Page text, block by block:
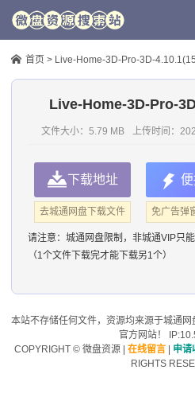
首页 > Live-Home-3D-Pro-3D-
Live-Home-3D-Pro-
文件大小：5.79 MB 上传时间：
下载地址
去城通网盘下载文件 免广告弹
请注意： 城通网盘限制，非城通VIP只能
（1个文件下载完才能下载另1个）
本站不存储任何文件，资源均来源于城通网
官方网站！
COPYRIGHT © 微盘资源| 在线留言| 申请
RIGHTS